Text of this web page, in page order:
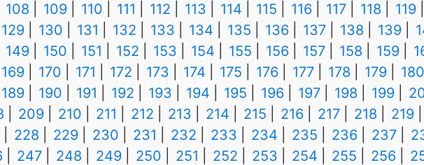
108
109 110 111 112 113 114 115 116 117 118 119
129
130 131 132 133 134 135 136 137 138 139
149
150 151 152 153 154 155 156 157 158 159
169
170 171 172 173 174 175 176 177 178 179 180
189
190 191 192 193 194 195 196 197 198 199
209 210 211 212 213 214 215 216 217 218 219
228
229 230 231 232 233 234 235 236 237
247 248 249 250 251 252 253 254 255 256